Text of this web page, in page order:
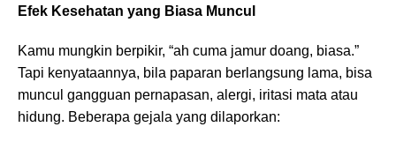
Efek Kesehatan yang Biasa Muncul
Kamu mungkin berpikir, “ah cuma jamur doang, biasa.”
Tapi kenyataannya, bila paparan berlangsung lama, bisa
muncul gangguan pernapasan, alergi, iritasi mata atau
hidung. Beberapa gejala yang dilaporkan: